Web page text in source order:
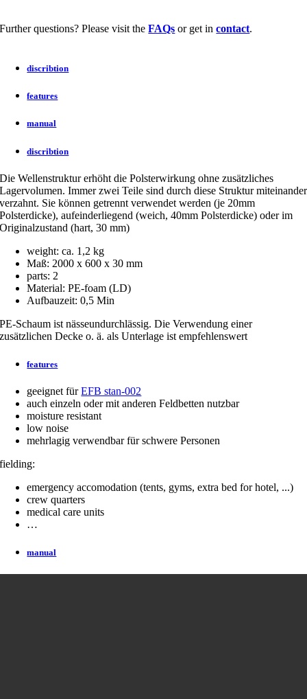
Further questions? Please visit theFAQs or get incontact.
discribtion
features
manual
discribtion
Die Wellenstruktur erhöht die Polsterwirkung ohne zusätzliches
Lagervolumen. Immer zwei Teile sind durch diese Struktur miteinander
verzahnt. Sie können getrennt verwendet werden (je 20mm
Polsterdicke), aufeinderliegend (weich, 40mm Polsterdicke) oder im
Originalzustand (hart, 30 mm)
weight: ca. 1,2 kg
Maß: 2000 x 600 x 30 mm
parts: 2
Material: PE-foam (LD)
Aufbauzeit: 0,5 Min
PE-Schaum ist nässeundurchlässig. Die Verwendung einer
zusätzlichen Decke o. ä. als Unterlage ist empfehlenswert
features
geeignet fürEFB stan-002
auch einzeln oder mit anderen Feldbetten nutzbar
moisture resistant
low noise
mehrlagig verwendbar für schwere Personen
fielding:
emergency accomodation (tents, gyms, extra bed for hotel, ...)
crew quarters
medical care units
…
manual